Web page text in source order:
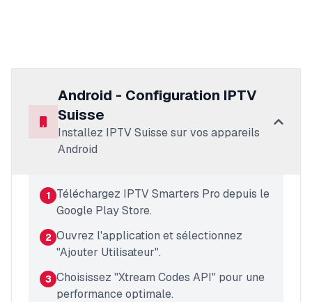
Android - Configuration IPTV
Suisse
Installez IPTV Suisse sur vos appareils
Android
1 Téléchargez IPTV Smarters Pro depuis le
Google Play Store.
2 Ouvrez l'application et sélectionnez
"Ajouter Utilisateur".
3 Choisissez "Xtream Codes API" pour une
performance optimale.